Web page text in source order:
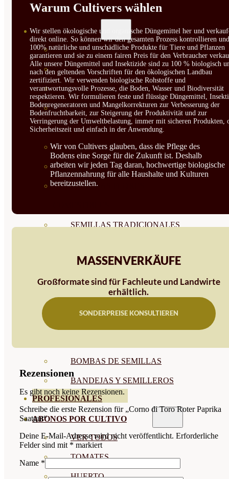
GROWPUNCH
SEMILLAS
VER TODAS
BIODINÁMICAS DEMETER
HORTALIZA FRUTO
SEMILLAS HORTALIZA DE
HOJA
SEMILLAS AROMÁTICAS
SEMILLAS FLORES
SEMILLAS FLORES
SEMILLAS TRADICIONALES
SEMILLAS RAÍZ
SEMILLAS LEGUMINOSAS
BOMBAS DE SEMILLAS
BANDEJAS Y SEMILLEROS
PROFESIONALES
ABONOS POR CULTIVO
VER TODOS
TOMATES
HUERTO
Warum Cultivers wählen
Wir stellen ökologische und organische Düngemittel her und
direkt online. So können wir den gesamten Prozess kontrollieren und
100% natürliche und unschädliche Produkte für Tiere und Pflanzen
garantieren und sie zu einem fairen Preis für den Verbraucher
Alle unsere Düngemittel und Insektizide sind zu 100 % biologisch
nach den geltenden Vorschriften für den ökologischen Landbau
zertifiziert. Wir verwenden biologische Rohstoffe und
verantwortungsvolle Prozesse, die Boden, Wasser und Biodiversität
respektieren. Wir formulieren feste und flüssige Düngemittel,
Bodenregeneratoren und Mangelkorrekturen zur Verbesserung der
Bodenfruchtbarkeit, zur Steigerung der Produktivität und zur
Verringerung der Umweltbelastung, immer mit sicheren Produkten,
Sicherheitszeit und einfach in der Anwendung.
Wir von Cultivers glauben, dass die Pflege des
Bodens eine Sorge für die Zukunft ist. Deshalb
arbeiten wir jeden Tag daran, hochwertige biologische
Pflanzennahrung für alle Haushalte und Kulturen
bereitzustellen.
MASSENVERKÄUFE
Großformate sind für Fachleute und Landwirte
erhältlich.
SONDERPREISE KONSULTIEREN
Rezensionen
Es gibt noch keine Rezensionen.
Schreibe die erste Rezension für „Corno di Toro Roter Paprika
Saatgut“
Deine E-Mail-Adresse wird nicht veröffentlicht. Erforderliche
Felder sind mit * markiert
Name *